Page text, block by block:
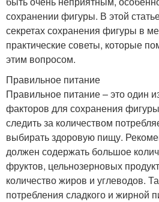
сохранении фигуры. В этой
секретах сохранения фигуры в
практические советы, которые
этим вопросом.
Правильное питание
Правильное питание – это один
факторов для сохранения
следить за количеством
выбирать здоровую пищу.
должен содержать большое
фруктов, цельнозерновых
количество жиров и углеводов.
потребления сладкого и жирной